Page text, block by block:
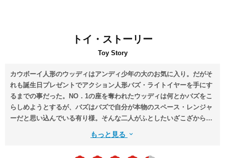
トイ・ストーリー
Toy Story
カウボーイ人形のウッディはアンディ少年の大のお気に入り。だがそ
れも誕生日プレゼントでアクション人形バズ・ライトイヤーを手にす
るまでの事だった。NO．1の座を奪われたウッディは何とかバズをこ
らしめようとするが、バズはバズで自分が本物のスペース・レンジャ
ーだと思い込んでいる有り様。そんな二人がふとしたいざこざから外
だが、なんとアンディの隣に住む悪ガキのシドに捕まってしまっ
もっと見る